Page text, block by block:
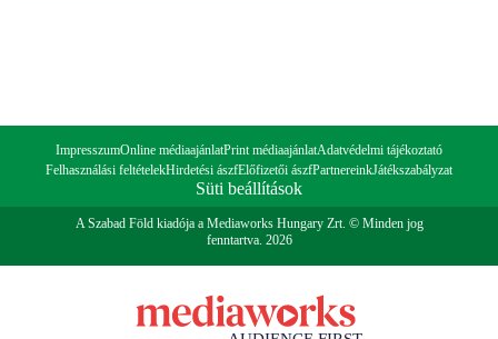
ImpresszumOnline médiaajánlatPrint médiaajánlatAdatvédelmi tájékoztató
Felhasználási feltételekHirdetési ászfElőfizetői ászfPartnereinkJátékszabályzat
Süti beállítások
A Szabad Föld kiadója a Mediaworks Hungary Zrt. © Minden jog
fenntartva. 2026